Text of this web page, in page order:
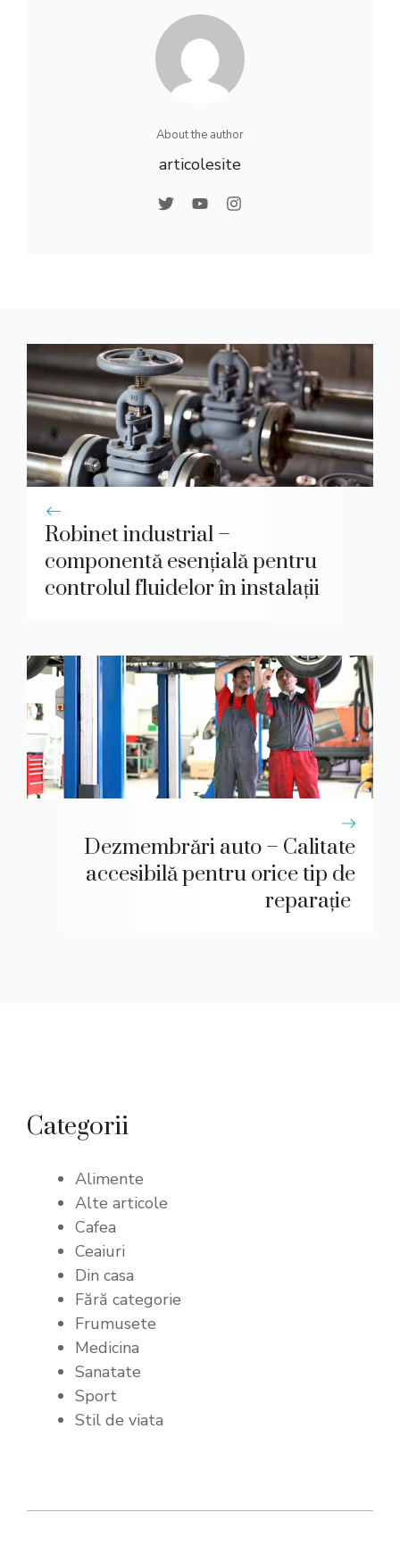
About the author
articolesite
Robinet industrial –
componentă esențială pentru
controlul fluidelor în instalații
Dezmembrări auto – Calitate
accesibilă pentru orice tip de
reparație
Categorii
Alimente
Alte articole
Cafea
Ceaiuri
Din casa
Fără categorie
Frumusete
Medicina
Sanatate
Sport
Stil de viata